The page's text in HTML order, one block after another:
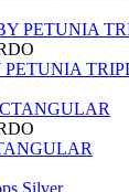
PETUNIA